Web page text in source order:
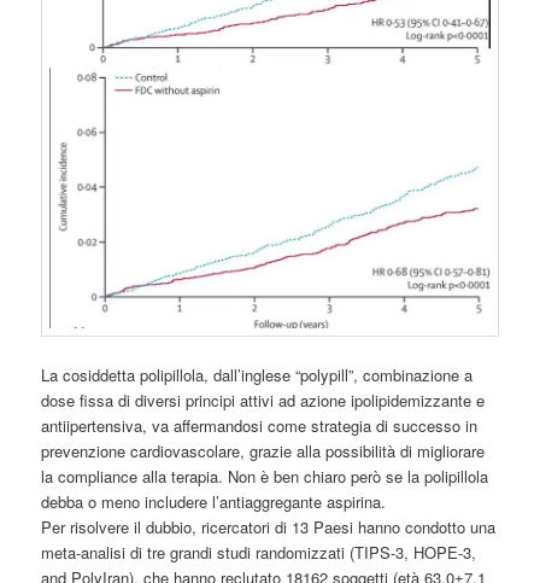
La cosiddetta polipillola, dall’inglese “polypill”, combinazione a
dose fissa di diversi principi attivi ad azione ipolipidemizzante e
antiipertensiva, va affermandosi come strategia di successo in
prevenzione cardiovascolare, grazie alla possibilità di migliorare
la compliance alla terapia. Non è ben chiaro però se la polipillola
debba o meno includere l’antiaggregante aspirina.
Per risolvere il dubbio, ricercatori di 13 Paesi hanno condotto una
meta-analisi di tre grandi studi randomizzati (TIPS-3, HOPE-3,
and PolyIran), che hanno reclutato 18162 soggetti (età 63.0±7.1